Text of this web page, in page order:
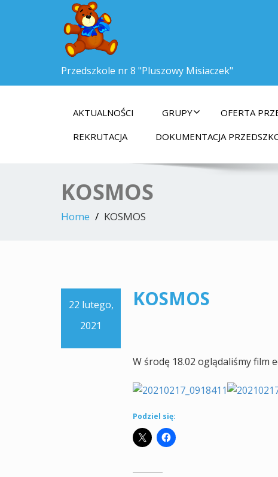
Przedszkole nr 8 "Pluszowy Misiaczek"
AKTUALNOŚCI GRUPY OFERTA
REKRUTACJA
DOKUMENTACJA
KOSMOS
Home KOSMOS
22 lutego,
2021
KOSMOS
W środę 18.02 oglądaliśmy film
Podziel się: